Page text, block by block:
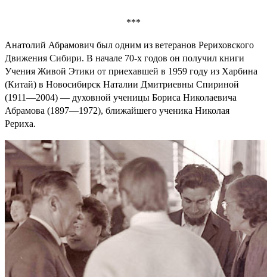
***
Анатолий Абрамович был одним из ветеранов Рериховского
Движения Сибири. В начале 70-х годов он получил книги
Учения Живой Этики от приехавшей в 1959 году из Харбина
(Китай) в Новосибирск Наталии Дмитриевны Спириной
(1911—2004) — духовной ученицы Бориса Николаевича
Абрамова (1897—1972), ближайшего ученика Николая
Рериха.